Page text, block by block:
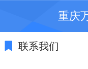
重庆
联系我们